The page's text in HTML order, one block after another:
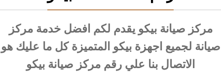
مركز صيانة بيكو يقدم لكم افضل خدمة مركز
صيانة لجميع اجهزة بيكو المتميزة كل ما عليك هو
الاتصال بنا علي رقم مركز صيانة بيكو